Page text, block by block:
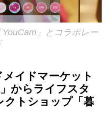
」とコラボレー
メイドマーケット
からライフスタ
クトショップ「暮